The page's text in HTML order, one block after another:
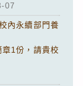
07
內永續部門養
1份，請貴校